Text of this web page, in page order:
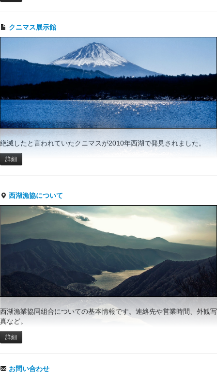
クニマス展示館
絶滅したと言われていたクニマスが2010年西湖で発見されました。
詳細
西湖漁協について
西湖漁業協同組合についての基本情報です。連絡先や営業時間、外観写
真など。
詳細
お問い合わせ